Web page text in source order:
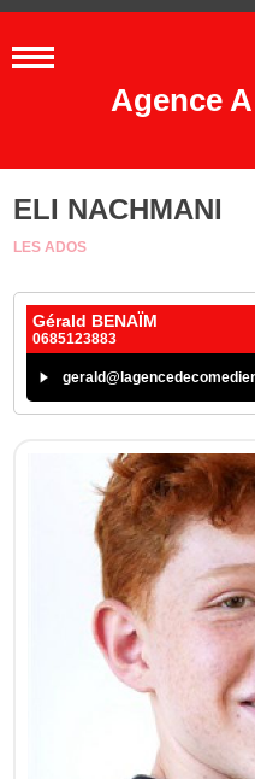
Agence
ELI NACHMANI
LES ADOS
Gérald BENAÏM
0685123883